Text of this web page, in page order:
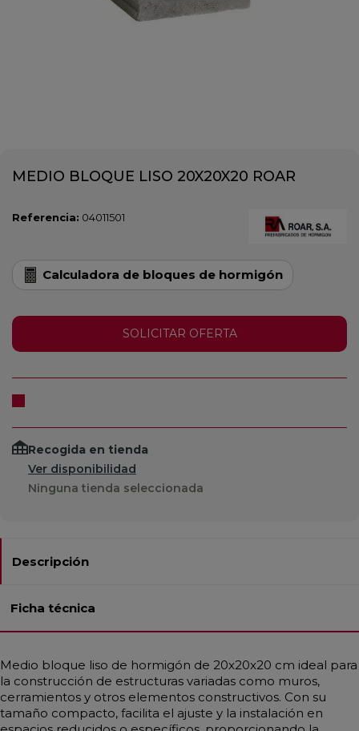
MEDIO BLOQUE LISO 20X20X20 ROAR
Referencia: 04011501
Calculadora de bloques de hormigón
SOLICITAR OFERTA
Recogida en tienda
Ver disponibilidad
Ninguna tienda seleccionada
Descripción
Ficha técnica
Medio bloque liso de hormigón de 20x20x20 cm ideal para
la construcción de estructuras variadas como muros,
cerramientos y otros elementos constructivos. Con su
tamaño compacto, facilita el ajuste y la instalación en